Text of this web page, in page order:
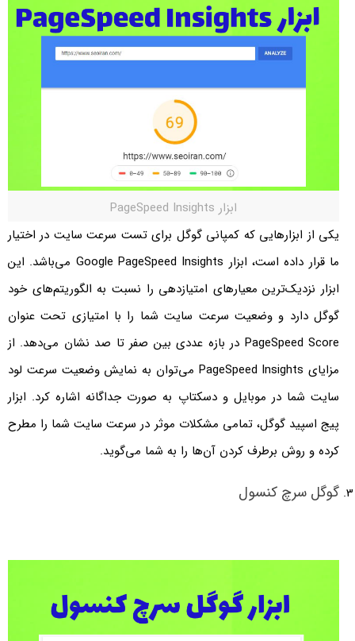
ابزار PageSpeed Insights
یکی از ابزارهایی که کمپانی گوگل برای تست سرعت سایت در اختیار
ما قرار داده است، ابزار Google PageSpeed Insights می‌باشد. این
ابزار نزدیک‌ترین معیارهای امتیازدهی را نسبت به الگوریتم‌های خود
گوگل دارد و وضعیت سرعت سایت شما را با امتیازی تحت عنوان
PageSpeed Score در بازه عددی بین صفر تا صد نشان می‌دهد. از
مزایای PageSpeed Insights می‌توان به نمایش وضعیت سرعت لود
سایت شما در موبایل و دسکتاپ به صورت جداگانه اشاره کرد. ابزار
پیج اسپید گوگل، تمامی مشکلات موثر در سرعت سایت شما را مطرح
کرده و روش برطرف کردن آن‌ها را به شما می‌گوید.
گوگل سرچ کنسول